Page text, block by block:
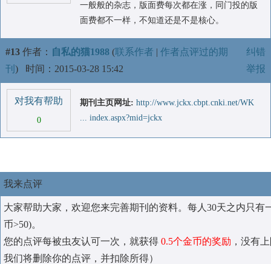
一般般的杂志，版面费每次都在涨，同门投的版
面费都不一样，不知道还是不是核心。
#13 作者： 自私的猫1988 (联系作者 | 作者点评过的期
刊 ) 时间：2015-03-28 15:42
纠错
举报
对我有帮助
0
期刊主页网址: http://www.jckx.cbpt.cnki.net/WK
... index.aspx?mid=jckx
我来点评
大家帮助大家，欢迎您来完善期刊的资料。每人30天之内只有
币>50)。
您的点评每被虫友认可一次，就获得 0.5个金币的奖励 ，没有
我们将删除你的点评，并扣除所得）